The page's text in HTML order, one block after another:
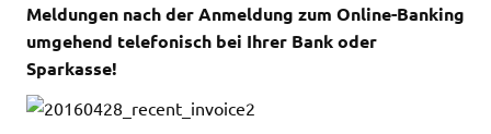
Meldungen nach der Anmeldung zum Online-Banking
umgehend telefonisch bei Ihrer Bank oder
Sparkasse!